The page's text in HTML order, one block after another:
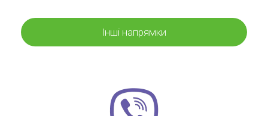
Інші напрямки